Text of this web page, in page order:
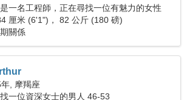
一名工程師，正在尋找一位有魅力的女性
厘米 (6'1")， 82 公斤 (180 磅)
關係
, 摩羯座
一位資深女士的男人 46-53